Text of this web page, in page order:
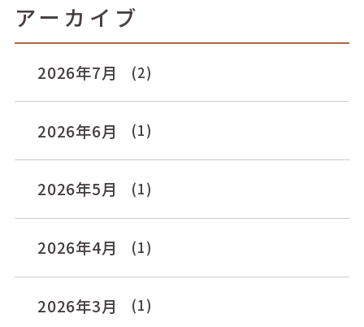
アーカイブ
2026年7月 (2)
2026年6月 (1)
2026年5月 (1)
2026年4月 (1)
2026年3月 (1)